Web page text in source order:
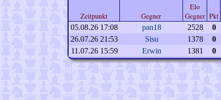
Zeitpunkt Gegner
Elo
Gegner Pkt
05.08.26 17:08 pan18 2528
0
26.07.26 21:53
Sisu 1378
0
11.07.26 15:59
Erwin 1381 0